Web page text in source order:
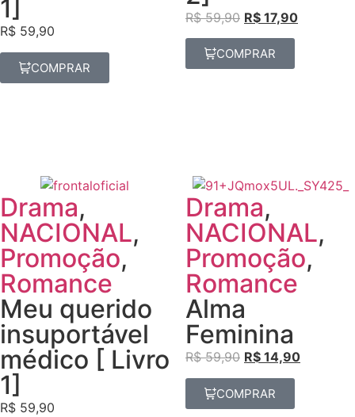
1]
R$ 59,90
COMPRAR
R$59,90 R$ 17,90
COMPRAR
Drama,
NACIONAL,
Promoção,
Romance
Meu querido
insuportável
médico [ Livro
1]
R$ 59,90
Drama,
NACIONAL,
Promoção,
Romance
Alma
Feminina
R$59,90 R$ 14,90
COMPRAR